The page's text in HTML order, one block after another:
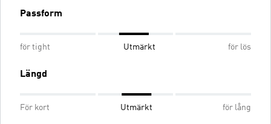
Passform
för tight Utmärkt för lös
Längd
För kort Utmärkt för lång